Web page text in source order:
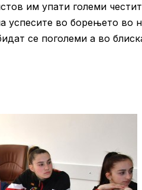
им упати големи
успесите во борењето во
се поголеми а во